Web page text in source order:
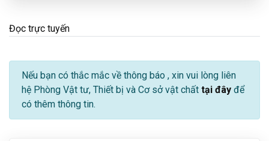
Đọc trực tuyến
Nếu bạn có thắc mắc về thông báo , xin vui lòng liên
hệ Phòng Vật tư, Thiết bị và Cơ sở vật chất tại đây để
có thêm thông tin.